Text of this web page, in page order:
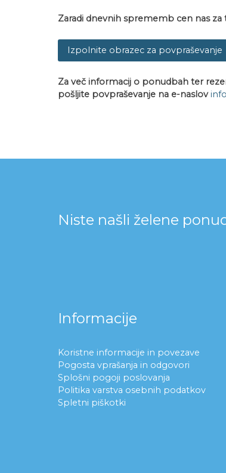
Zaradi dnevnih sprememb cen nas za
Izpolnite obrazec za povpraševanje
Za več informacij o ponudbah ter
pošljite povpraševanje na e-naslov
Niste našli želene
Informacije
Koristne informacije in povezave
Pogosta vprašanja in odgovori
Splošni pogoji poslovanja
Politika varstva osebnih podatkov
Spletni piškotki